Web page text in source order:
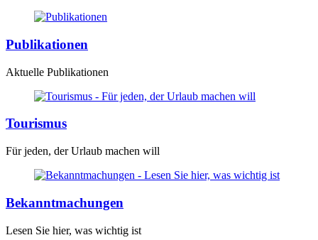
Publikationen
Aktuelle Publikationen
Tourismus
Für jeden, der Urlaub machen will
Bekanntmachungen
Lesen Sie hier, was wichtig ist